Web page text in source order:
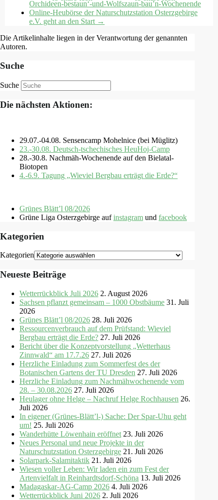
Orchideen-bestaun‘-und-Wolfszaun-bau’n-Wochenende
Online-Heubörse der Naturschutzstation Osterzgebirge
e.V. geht an den Start →
Die Artikelinhalte liegen in der Verantwortung der genannten
Autoren.
Suche
Suche
Die nächsten Aktionen:
29.07.-04.08. Sensencamp Mohelnice (bei Müglitz)
23.-30.08. Deutsch-tschechisches HeuHoj-Camp
28.-30.8. Nachmäh-Wochenende auf den Bielatal-
Biotopen
4.-6.9. Tagung „Wieviel Bergbau erträgt die Erde?“
Grünes Blätt’l 08/2026
Grüne Liga Osterzgebirge aufinstagram und facebook
Kategorien
Kategorien
Neueste Beiträge
Wetterrückblick Juli 2026 2. August 2026
Sachsen pflanzt gemeinsam – 1000 Obstbäume 31. Juli
2026
Grünes Blätt’l 08/2026 28. Juli 2026
Ressourcenverbrauch auf dem Prüfstand: Wieviel
Bergbau erträgt die Erde? 27. Juli 2026
Bericht über die Konzeptvorstellung „Wetterhaus
Zinnwald“ am 17.7.26 27. Juli 2026
Herzliche Einladung zum Sommerfest des der
Botanischen Gartens der TU Dresden 27. Juli 2026
Herzliche Einladung zum Nachmähwochenende vom
28. – 30.08.2026 27. Juli 2026
Heulager ohne Helge – Nachruf Helge Rochhausen 26.
Juli 2026
In eigener (Grünes-Blätt’l-) Sache: Der Spar-Uhu geht
um! 25. Juli 2026
Wanderhütte Löwenhain eröffnet 23. Juli 2026
Neues Personal und neue Projekte in der
Naturschutzstation Osterzgebirge 21. Juli 2026
Solarpark-Salamitaktik 21. Juli 2026
Wiesen voller Leben: Wir laden ein zum Fest der
Artenvielfalt in Reinhardtsdorf-Schöna 13. Juli 2026
Madagaskar-AG-Camp 2026 4. Juli 2026
Wetterrückblick Juni 2026 2. Juli 2026